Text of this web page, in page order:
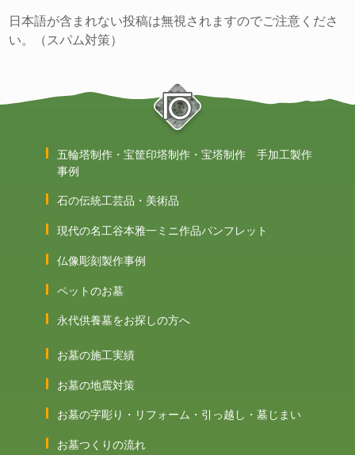
日本語が含まれない投稿は無視されますのでご注意くださ
い。（スパム対策）
五輪塔制作・宝筐印塔制作・宝塔制作 手加工製作
事例
石の伝統工芸品・美術品
現代の名工谷本雅一ミニ作品パンフレット
仏像彫刻製作事例
ペットのお墓
永代供養墓をお探しの方へ
お墓の施工実績
お墓の地震対策
お墓の字彫り・リフォーム・引っ越し・墓じまい
お墓つくりの流れ